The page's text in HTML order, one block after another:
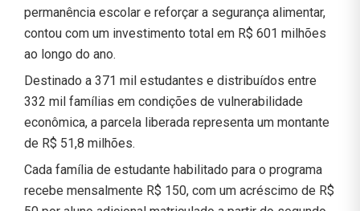
permanência escolar e reforçar a segurança alimentar,
contou com um investimento total em R$ 601 milhões
ao longo do ano.
Destinado a 371 mil estudantes e distribuídos entre
332 mil famílias em condições de vulnerabilidade
econômica, a parcela liberada representa um montante
de R$ 51,8 milhões.
Cada família de estudante habilitado para o programa
recebe mensalmente R$ 150, com um acréscimo de R$